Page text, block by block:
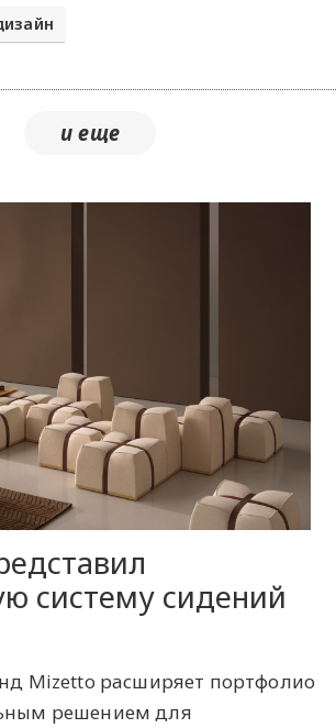
систему сидений
Mizetto расширяет портфолио
решением для